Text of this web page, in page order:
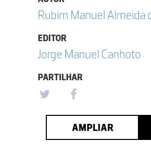
Rubim Manuel Almeida
EDITOR
Jorge Manuel Canhoto
PARTILHAR
AMPLIAR